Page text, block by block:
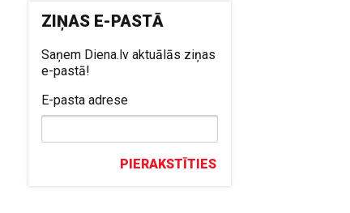
ZIŅAS E-PASTĀ
Saņem Diena.lv aktuālās ziņas
e-pastā!
E-pasta adrese
PIERAKSTĪTIES